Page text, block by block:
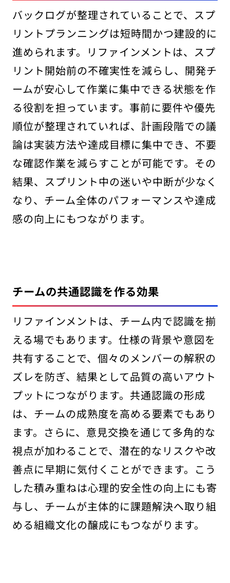
バックログが整理されていることで、スプ
リントプランニングは短時間かつ建設的に
進められます。リファインメントは、スプ
リント開始前の不確実性を減らし、開発チ
ームが安心して作業に集中できる状態を作
る役割を担っています。事前に要件や優先
順位が整理されていれば、計画段階での議
論は実装方法や達成目標に集中でき、不要
な確認作業を減らすことが可能です。その
結果、スプリント中の迷いや中断が少なく
なり、チーム全体のパフォーマンスや達成
感の向上にもつながります。
チームの共通認識を作る効果
リファインメントは、チーム内で認識を揃
える場でもあります。仕様の背景や意図を
共有することで、個々のメンバーの解釈の
ズレを防ぎ、結果として品質の高いアウト
プットにつながります。共通認識の形成
は、チームの成熟度を高める要素でもあり
ます。さらに、意見交換を通じて多角的な
視点が加わることで、潜在的なリスクや改
善点に早期に気付くことができます。こう
した積み重ねは心理的安全性の向上にも寄
与し、チームが主体的に課題解決へ取り組
める組織文化の醸成にもつながります。